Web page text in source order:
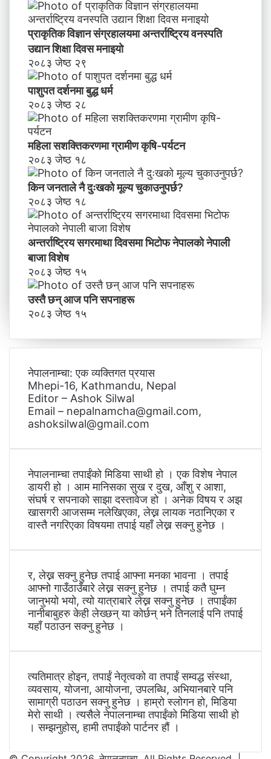
प्राकृतिक विज्ञान संग्रहालयमा अन्तर्राष्ट्रिय वनस्पति
उद्यान शिक्षा दिवस मनाइयाे
२०८३ जेष्ठ २९
पाशुपत दर्शनमा बुद्ध धर्म​
२०८३ जेष्ठ २८
महिला सशक्तिकरणमा ग्रामीण कृषि-पर्यटन
२०८३ जेष्ठ १८
किन जनताले नै दुःखको मूल्य चुकाउनुपर्छ?
२०८३ जेष्ठ १८
अन्तर्राष्ट्रिय सगरमाथा दिवसमा भिटाेफ नेपालकाे नेपाली
बाजा विशेष
२०८३ जेष्ठ १५
उस्तै छन् आज पनि सपनाहरू
२०८३ जेष्ठ १५
नेपालनाम्चा: एक व्यक्तिगत प्रयास
Mhepi-16, Kathmandu, Nepal
Editor – Ashok Silwal
Email – nepalnamcha@gmail.com,
ashoksilwal@gmail.com
नेपालनाम्चा तपाईंको मिडिया साथी हो । एक विशेष नेपाल
डायरी हो । आम मानिसका सुख र दुख, आँशु र आशा,
संघर्ष र सपनाको साझा दस्तावेज हो । अनेक विषय र अझ
खासगरी आजसम्म नलेखिएका, लेख्न लायक नठानिएका र
वास्तै नगरिएका विषयमा तपाई यहाँ लेख्न सक्नु हुनेछ ।
र, लेख्न सक्नु हुनेछ तपाई आफ्ना मनका भावना । तपाई
आफ्नो गाउँठाउँबारे लेख्न सक्नु हुनेछ । तपाई कतै घुम्न
जानुभयो भयो, त्यो यात्राबारे लेख्न सक्नु हुनेछ । तपाईंका
नानीबाबुहरु केही लेख्छन् या कोर्छन् भने तिनलाई पनि तपाई
यहाँ पठाउन सक्नु हुनेछ ।
त्यतिमात्र होइन, तपाईं नेतृत्वको वा तपाईं सम्वद्ध संस्था,
व्यवसाय, योजना, आयोजना, उपलब्धि, अभियानबारे पनि
सामाग्री पठाउन सक्नु हुनेछ । हाम्रो स्लोगन हो, मिडिया
मेरो साथी । त्यसैले नेपालनाम्चा तपाईंको मिडिया साथी हो
। सम्झनुहोस्, हामी तपाईंको पार्टनर हौं ।